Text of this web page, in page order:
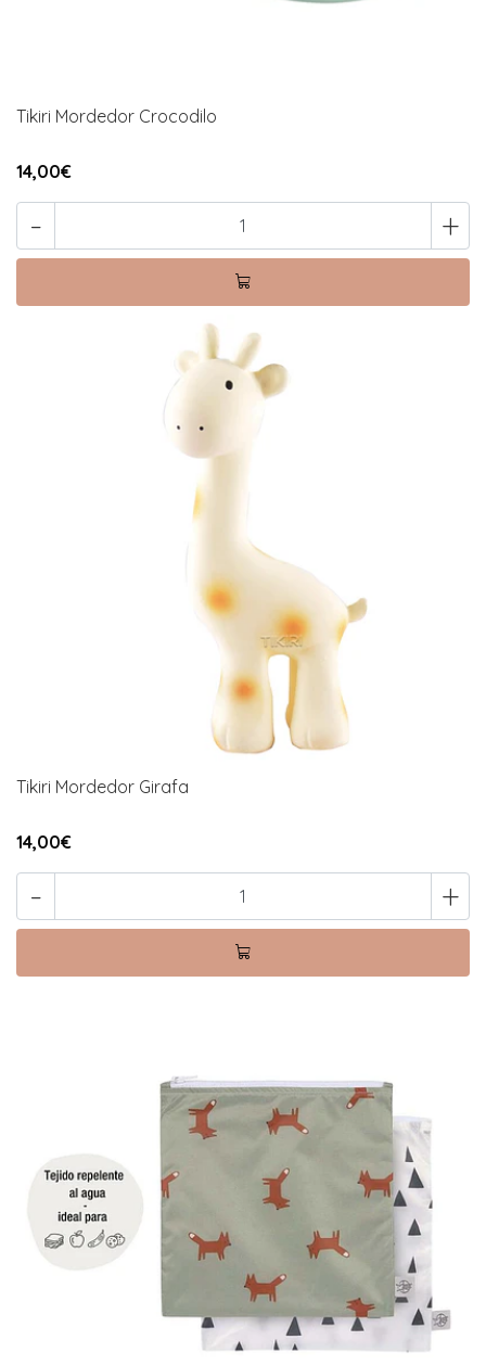
Tikiri Mordedor Crocodilo
14,00€
- +
Tikiri Mordedor Girafa
14,00€
- +